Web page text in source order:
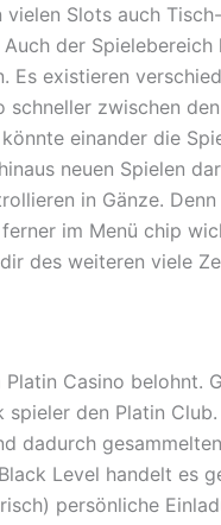
Slots auch
der Spielebereich
Es existieren
zwischen
einander die
neuen Spielen
in Gänze.
im Menü chip
des weiteren viele
Casino belohnt.
den Platin
dadurch
Level handelt es
persönliche